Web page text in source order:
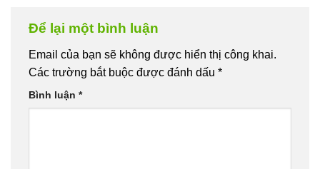
Để lại một bình luận
Email của bạn sẽ không được hiển thị công khai.
Các trường bắt buộc được đánh dấu *
Bình luận *